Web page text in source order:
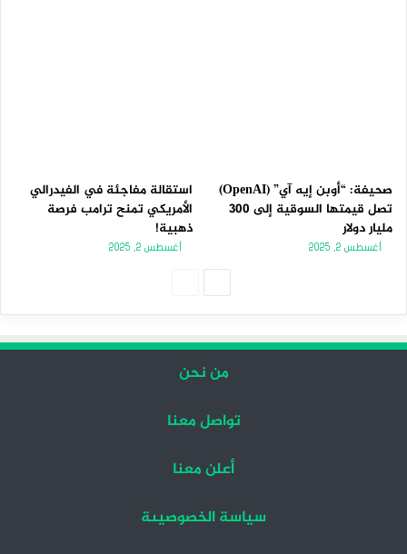
صحيفة: “أوبن إيه آي” (OpenAI)
تصل قيمتها السوقية إلى 300
مليار دولار
أغسطس 2, 2025
استقالة مفاجئة في الفيدرالي
الأمريكي تمنح ترامب فرصة
ذهبية!
أغسطس 2, 2025
من نحن
تواصل معنا
أعلن معنا
سياسة الخصوصيىة